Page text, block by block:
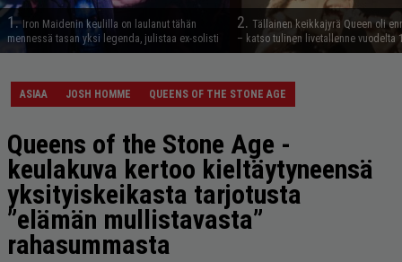
1. Iron Maidenin keulilla on laulanut tähän
mennessä tasan yksi legenda, julistaa ex-solisti
2. Tällainen keikkajyrä Queen oli
– katso tulinen livetallenne vuodelta
ASIAA JOSH HOMME QUEENS OF THE STONE AGE
Queens of the Stone Age -
keulakuva kertoo kieltäytyneensä
yksityiskeikasta tarjotusta
”elämän mullistavasta”
rahasummasta